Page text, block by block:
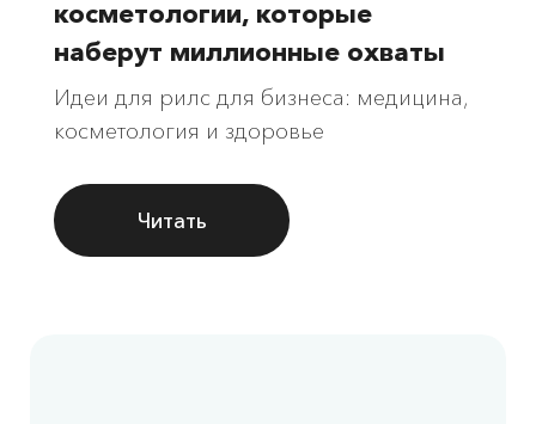
косметологии, которые
наберут миллионные охваты
Идеи для рилс для бизнеса: медицина,
косметология и здоровье
Читать